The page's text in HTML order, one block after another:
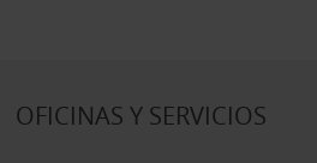
OFICINAS Y SERVICIOS